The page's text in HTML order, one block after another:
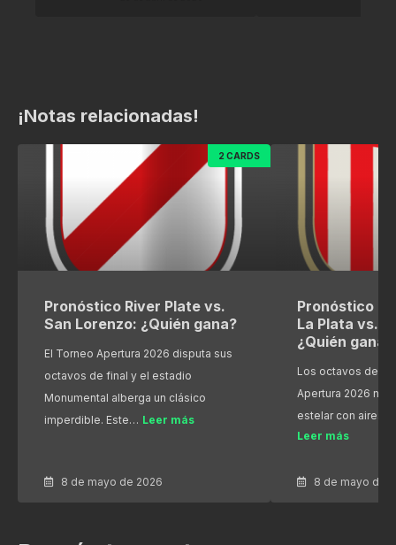
¡Notas relacionadas!
2 CARDS
Pronóstico River Plate vs.
San Lorenzo: ¿Quién gana?
El Torneo Apertura 2026 disputa sus
octavos de final y el estadio
Monumental alberga un clásico
imperdible. Este… Leer más
8 de mayo de 2026
Pronóstico
La Plata vs.
¿Quién gana?
Los octavos de
Apertura 2026
estelar con aires
Leer más
8 de mayo de